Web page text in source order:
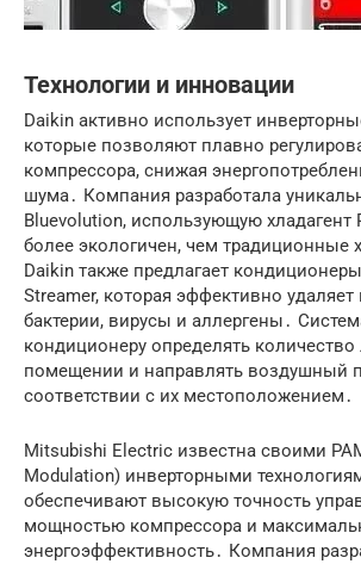
Технологии и инновации
Daikin активно использует
которые позволяют плавно
компрессора, снижая
шума․ Компания разработала
Bluevolution, использующую хладагент
более экологичен, чем традиционные
Daikin также предлагает
Streamer, которая эффективно удаляет
бактерии, вирусы и аллергены․
кондиционеру определять
помещении и направлять воздушный
соответствии с их местоположением․
Mitsubishi Electric известна своими
Modulation) инверторными
обеспечивают высокую точность
мощностью компрессора и
энергоэффективность․ Компания